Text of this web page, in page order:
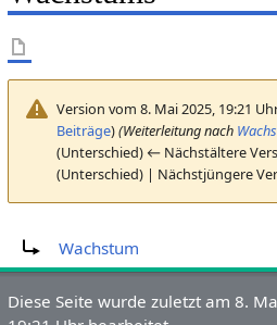
Version vom 8. Mai 2025, 19:21
Beiträge)(Weiterleitung nach
(Unterschied) ← Nächstältere
(Unterschied) | Nächstjüngere
Wachstum
Diese Seite wurde zuletzt am 8.